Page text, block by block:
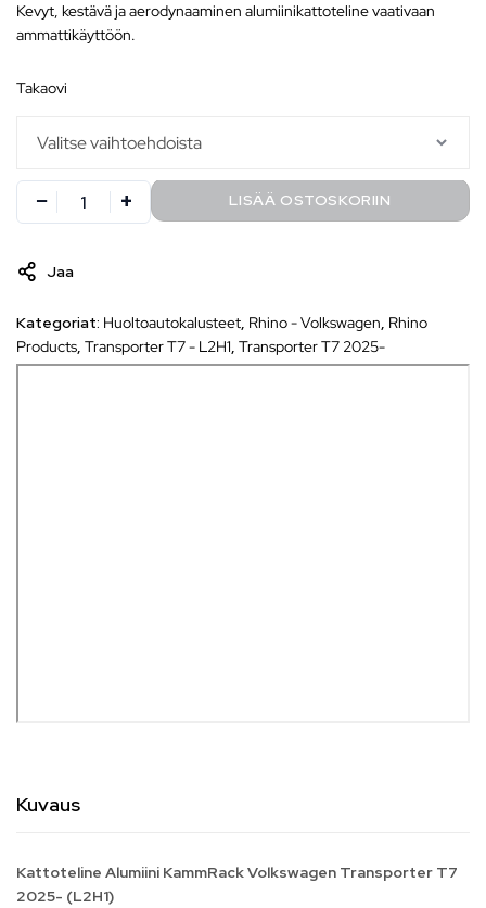
Kevyt, kestävä ja aerodynaaminen alumiinikattoteline vaativaan
ammattikäyttöön.
takaovi
LISÄÄ OSTOSKORIIN
Jaa
Kategoriat: Huoltoautokalusteet, Rhino - Volkswagen, Rhino
Products, Transporter T7 - L2H1, Transporter T7 2025-
Kuvaus
Kattoteline Alumiini KammRack Volkswagen Transporter T7
2025- (L2H1)